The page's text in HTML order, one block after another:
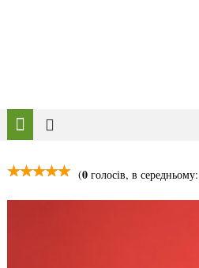
(0голосів, в середньому: